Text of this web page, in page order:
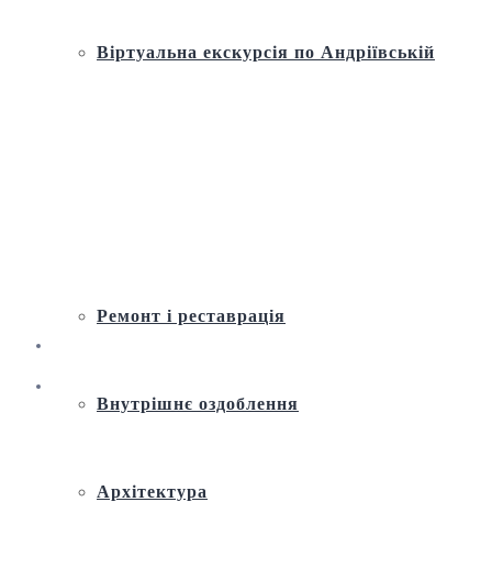
Віртуальна екскурсія по Андріївській
Ремонт і реставрація
Внутрішнє оздоблення
Архітектура